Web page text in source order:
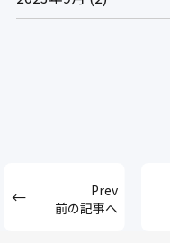
前の記事へ